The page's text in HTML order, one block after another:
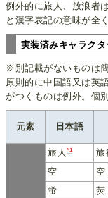
例外的に旅人、放浪者
と漢字表記の意味が全
実装済みキャラク
※別記載がないものは
原則的に中国語又は英
がつくものは例外。個
元素 日本語
旅人*1 旅
空
空
蛍 荧